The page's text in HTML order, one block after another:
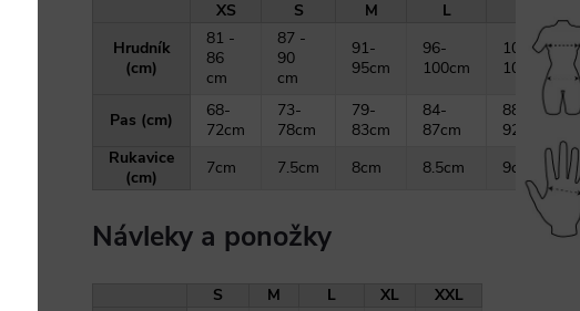
XS S M L
Hrudník
(cm)
81 -
86
cm
87 -
90
cm
91-
95cm
96-
100cm
101-
105cm
Pas (cm)
68-
72cm
73-
78cm
79-
83cm
84-
87cm
88-
92cm
Rukavice
(cm)
7cm 7.5cm 8cm 8.5cm 9cm
Návleky a ponožky
S M L XL
XXL